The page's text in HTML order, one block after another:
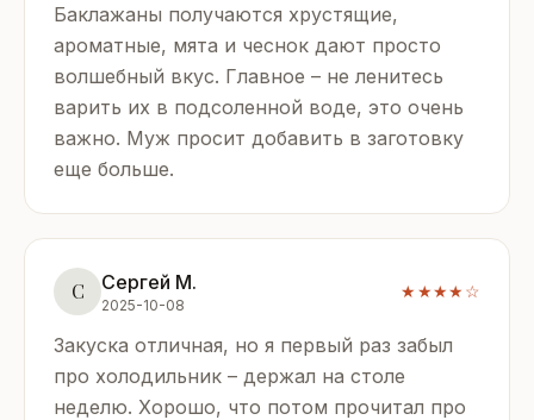
Баклажаны получаются хрустящие,
ароматные, мята и чеснок дают просто
волшебный вкус. Главное – не ленитесь
варить их в подсоленной воде, это очень
важно. Муж просит добавить в заготовку
еще больше.
С Сергей М.
2025-10-08
★★★★☆
Закуска отличная, но я первый раз забыл
про холодильник – держал на столе
неделю. Хорошо, что потом прочитал про